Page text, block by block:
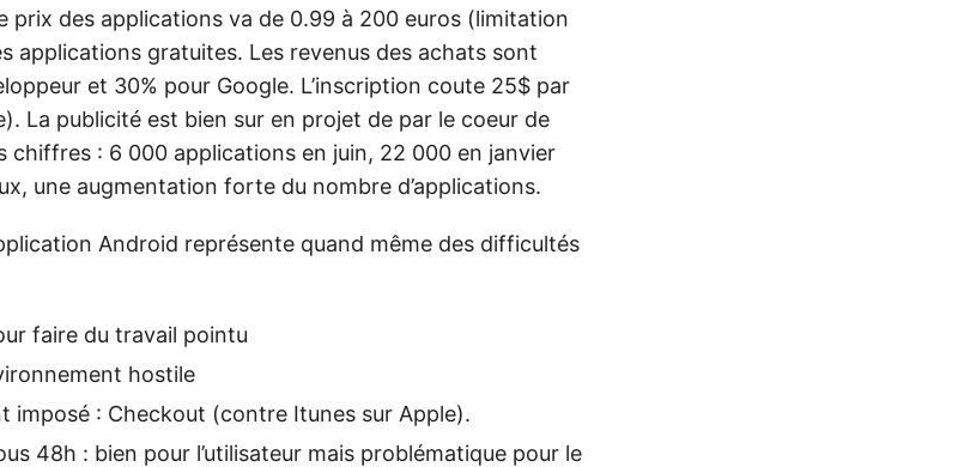
prix des applications va de 0.99 à 200 euros (limitation
applications gratuites. Les revenus des achats sont
et 30% pour Google. L’inscription coute 25$ par
La publicité est bien sur en projet de par le coeur de
chiffres : 6 000 applications en juin, 22 000 en janvier
une augmentation forte du nombre d’applications.
Android représente quand même des difficultés
faire du travail pointu
hostile
imposé : Checkout (contre Itunes sur Apple).
48h : bien pour l’utilisateur mais problématique pour le